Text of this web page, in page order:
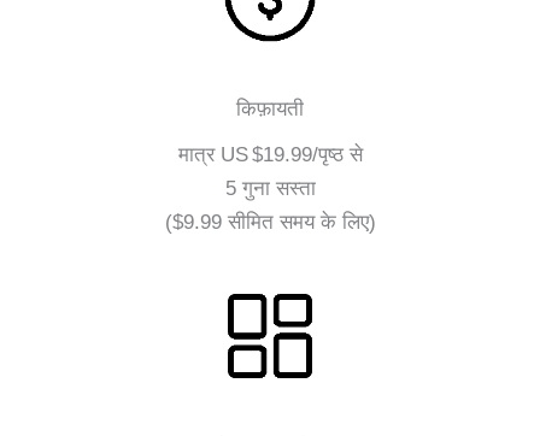
किफ़ायती
मात्र US $19.99/पृष्ठ से
5 गुना सस्ता
($9.99 सीमित समय के लिए)